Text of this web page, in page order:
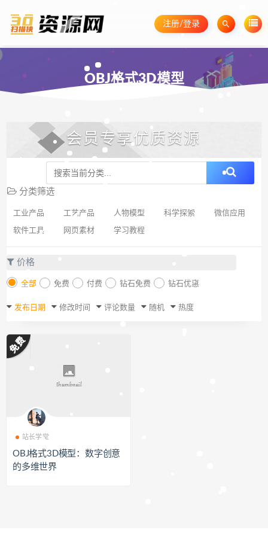
注册/登录
OBJ格式3D模型
会员专享优质资源
分类筛选
工业产品 工艺产品 人物模型 科学探索 微信应用
软件工具 网页素材 学习教程
价格
全部 免费 付费 钻石免费 钻石优惠
发布日期 修改时间 评论数量 随机 热度
站长学堂
OBJ格式3D模型：数字创意
的多维世界